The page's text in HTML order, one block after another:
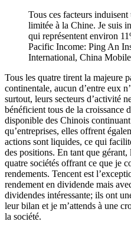
Tous ces facteurs
limitée à la Chine. Je suis
qui représentent environ
Pacific Income: Ping An
International, China
Tous les quatre tirent la majeure
continentale, aucun d’entre eux
surtout, leurs secteurs d’activité
bénéficient tous de la croissance
disponible des Chinois
qu’entreprises, elles offrent
actions sont liquides, ce qui
des positions. En tant que gérant,
quatre sociétés offrant ce que je
rendements. Tencent est
rendement en dividende mais
dividendes intéressante; ils ont
leur bilan et je m’attends à une
la société.